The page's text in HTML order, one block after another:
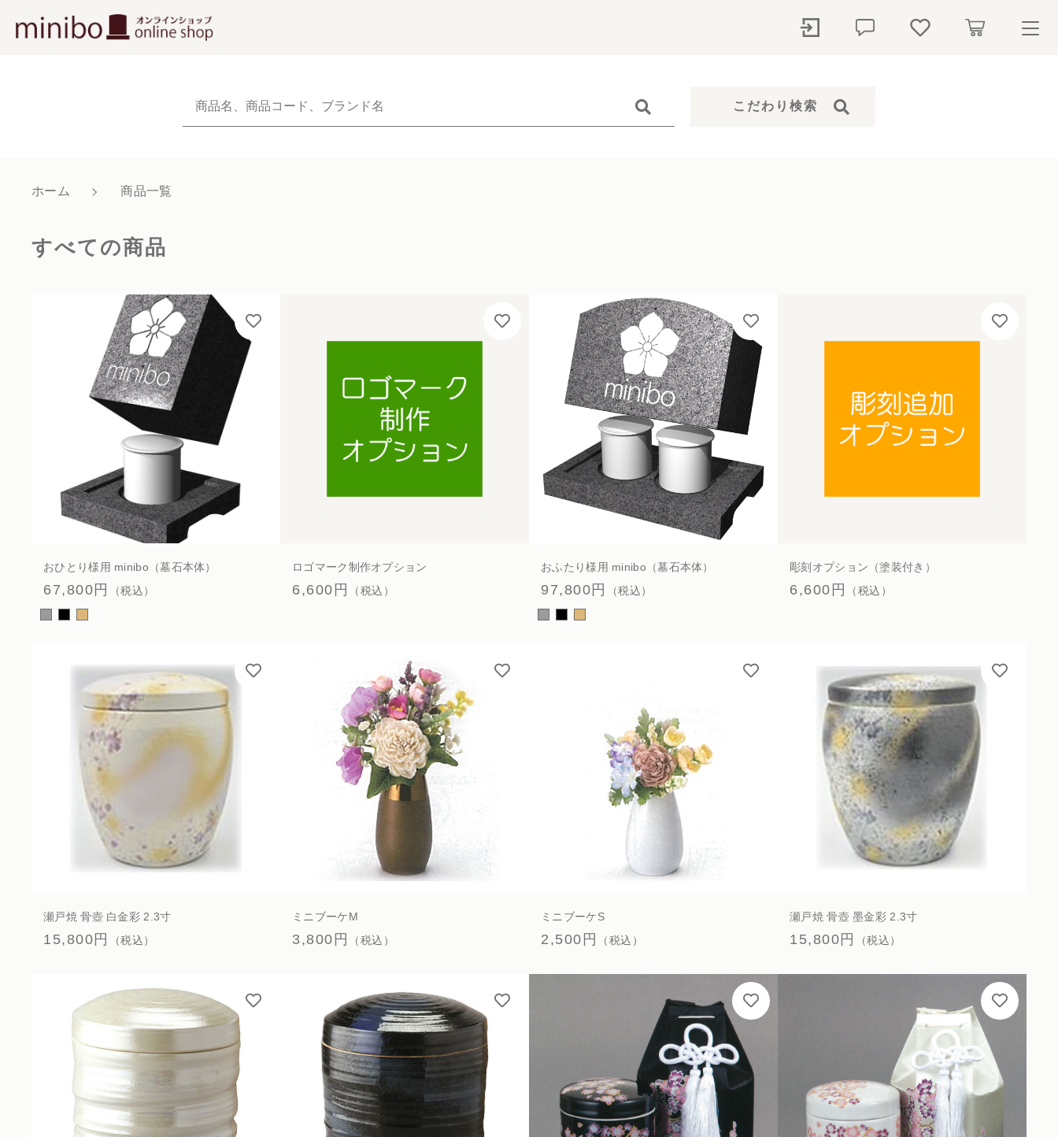
こだわり検索
ホーム 商品一覧
すべての商品
おひとり様用 minibo（墓石本体）
67,800円 （税込）
ロゴマーク制作オプション
6,600円 （税込）
おふたり様用 minibo（墓石本体）
97,800円 （税込）
彫刻オプション（塗装付き）
6,600円 （税込）
瀬戸焼 骨壺 白金彩 2.3寸
15,800円 （税込）
ミニブーケM
3,800円 （税込）
ミニブーケS
2,500円 （税込）
瀬戸焼 骨壺 墨金彩 2.3寸
15,800円 （税込）
Category
お位牌
多頭対応セット
ペット火葬業者のお手配
海洋散骨
NEW
お知らせ
ブログ
お問い合わせ
価格帯 その他
在庫あり セール
並び順